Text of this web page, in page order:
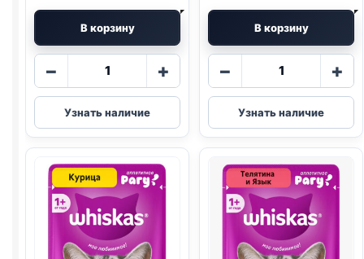
В корзину
−
Количество
Whiskas
(КУРИЦА)
в
75г
+
Узнать наличие
В корзину
−
Количество
Whiskas
(ЛОСОСЬ)
85г
+
Узнать наличие